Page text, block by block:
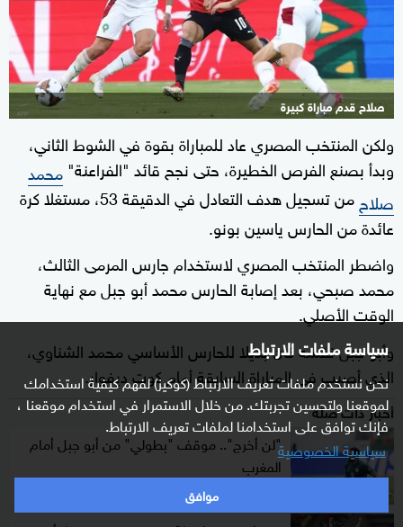
سياسة ملفات الارتباط
نحن نستخدم ملفات تعريف الارتباط (كوكيز) لفهم كيفية استخدامك
لموقعنا ولتحسين تجربتك. من خلال الاستمرار في استخدام موقعنا ،
فإنك توافق على استخدامنا لملفات تعريف الارتباط.
سياسية الخصوصية
موافق
صلاح قدم مباراة كبيرة
ولكن المنتخب المصري عاد للمباراة بقوة في الشوط الثاني،
وبدأ بصنع الفرص الخطيرة، حتى نجح قائد "الفراعنة" محمد
صلاح
من تسجيل هدف التعادل في الدقيقة 53، مستغلا كرة
عائدة من الحارس ياسين بونو.
واضطر المنتخب المصري لاستخدام جارس المرمى الثالث،
محمد صبحي، بعد إصابة الحارس محمد أبو جبل مع نهاية
الوقت الأصلي.
وأبو جبل نفسه كان بديلا للحارس الأساسي محمد الشناوي،
الذي أصيب في المباراة السابقة أمام كوت ديفوار.
أخبار ذات صلة
"لن أخرج".. موقف "بطولي" من أبو جبل أمام
المغرب